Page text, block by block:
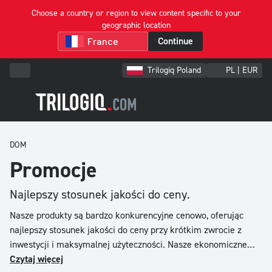
Choose a country or region to view content specific to your
geographic location
Continue
Trilogiq Poland PL | EUR
DOM
Promocje
Najlepszy stosunek jakości do ceny.
Nasze produkty są bardzo konkurencyjne cenowo, oferując
najlepszy stosunek jakości do ceny przy krótkim zwrocie z
inwestycji i maksymalnej użyteczności. Nasze ekonomiczne
rozwiązania są dostarczane w formie zmontowanej dla fabryk,
Czytaj więcej
Kolekcja
Produkt
Trier
par
Ceny
rosnąco
Ceny
malejąco